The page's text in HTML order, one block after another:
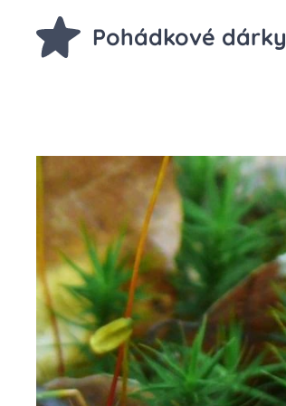
Pohádkové dárky